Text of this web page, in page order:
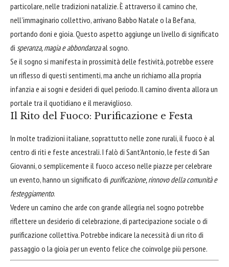
particolare, nelle tradizioni natalizie. È attraverso il camino che,
nell'immaginario collettivo, arrivano Babbo Natale o la Befana,
portando doni e gioia. Questo aspetto aggiunge un livello di significato
di speranza, magia e abbondanzaal sogno.
Se il sogno si manifesta in prossimità delle festività, potrebbe essere
un riflesso di questi sentimenti, ma anche un richiamo alla propria
infanzia e ai sogni e desideri di quel periodo. Il camino diventa allora un
portale tra il quotidiano e il meraviglioso.
Il Rito del Fuoco: Purificazione e Festa
In molte tradizioni italiane, soprattutto nelle zone rurali, il fuoco è al
centro di riti e feste ancestrali. I falò di Sant'Antonio, le feste di San
Giovanni, o semplicemente il fuoco acceso nelle piazze per celebrare
un evento, hanno un significato di purificazione, rinnovo della comunità e
festeggiamento.
Vedere un camino che arde con grande allegria nel sogno potrebbe
riflettere un desiderio di celebrazione, di partecipazione sociale o di
purificazione collettiva. Potrebbe indicare la necessità di un rito di
passaggio o la gioia per un evento felice che coinvolge più persone.